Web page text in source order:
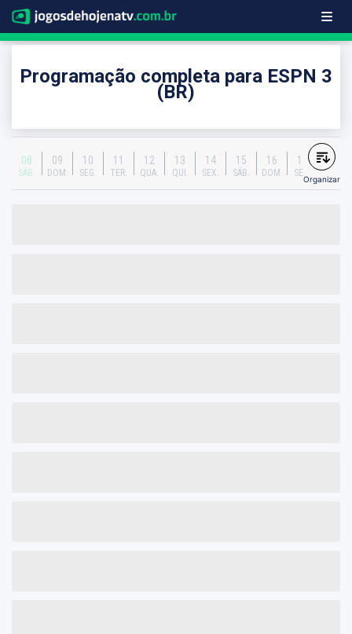
Programação completa para ESPN 3
(BR)
08
SÁB.
09
DOM.
10
SEG.
11
TER.
12
QUA.
13
QUI.
14
SEX.
15
SÁB.
16
DOM.
17
SEG.
Organizar